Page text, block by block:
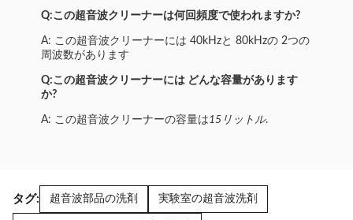
Q:この超音波クリーナーは何回頻度で使われますか?
A: この超音波クリーナーには 40kHzと 80kHzの 2つの
周波数があります
Q:この超音波クリーナーには どんな容量があります
か?
A: この超音波クリーナーの容量は15リットル.
タグ: 超音波部品の洗剤 実験室の超音波洗剤